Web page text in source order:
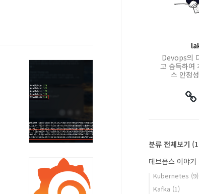
Devops의
고 습득하여
스 안정

분류 전체보기
데브옵스 이야기
Kubernetes (9)
Kafka (1)